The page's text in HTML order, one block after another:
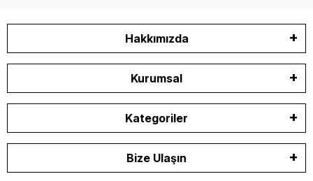
Hakkımızda
Kurumsal
Kategoriler
Bize Ulaşın